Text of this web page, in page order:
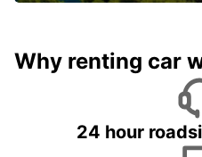
Why renting car
24 hour